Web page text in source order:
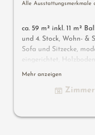
Alle Ausstattungsmerkmale
ca. 59 m² inkl. 11 m²
und 4. Stock, Wohn- &
Sofa und Sitzecke,
eingerichtet,
Dusche, Bidet,
Wissenswertes:
Mehr anzeigen